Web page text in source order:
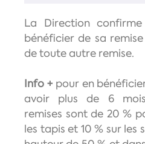
La Direction
bénéficier de sa
de toute autre remise.
Info +pour en
avoir plus de 6 mois
remises sont de 20 %
les tapis et 10 % sur les